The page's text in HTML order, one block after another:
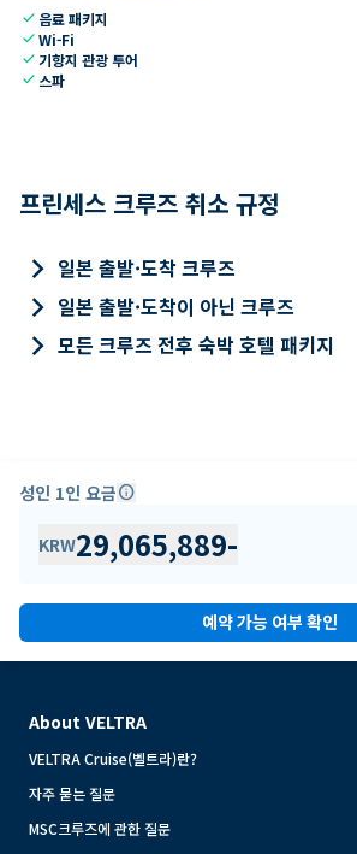
check 음료 패키지
checkWi-Fi
check 기항지 관광 투어
check 스파
프린세스 크루즈 취소 규정
keyboard_arrow_right 일본 출발·도착 크루즈
keyboard_arrow_right 일본 출발·도착이 아닌 크루즈
keyboard_arrow_right 모든 크루즈 전후 숙박 호텔 패키지
성인 1인 요금info
KRW29,065,889-
예약 가능 여부 확인
About VELTRA
VELTRA Cruise(벨트라)란?
자주 묻는 질문
MSC크루즈에 관한 질문